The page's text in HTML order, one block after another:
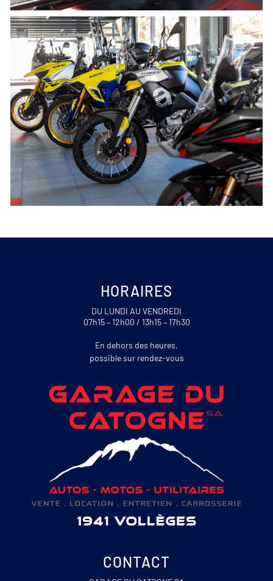
HORAIRES
DU LUNDI AU VENDREDI
07h15 – 12h00 / 13h15 – 17h30
En dehors des heures,
possible sur rendez-vous
CONTACT